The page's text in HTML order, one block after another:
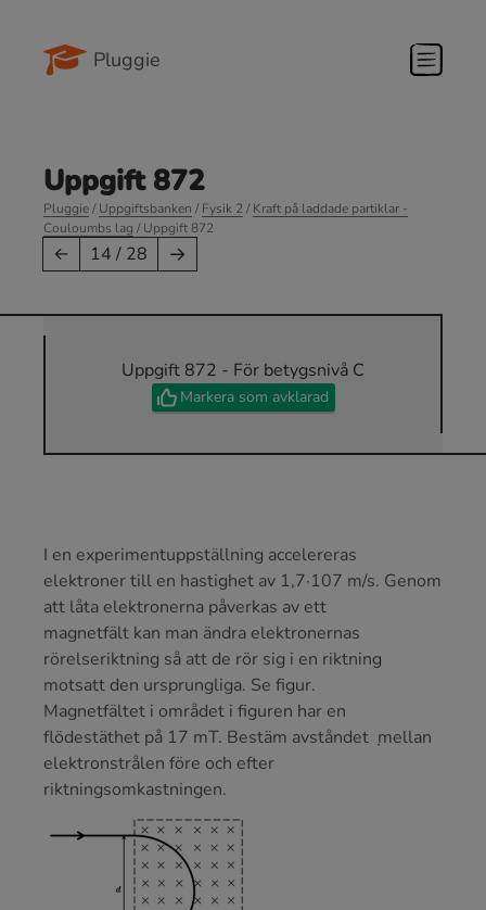
Pluggie
Uppgift 872
Pluggie/Uppgiftsbanken /Fysik 2/Kraft på laddade partiklar -
Couloumbs lag / Uppgift 872
← 14 / 28 →
Uppgift 872 - För betygsnivå C
Markera som avklarad
I en experimentuppställning accelereras
elektroner till en hastighet av 1,7·107 m/s. Genom
att låta elektronerna påverkas av ett
magnetfält kan man ändra elektronernas
rörelseriktning så att de rör sig i en riktning
motsatt den ursprungliga. Se figur.
Magnetfältet i området i figuren har en
flödestäthet på 17 mT. Bestäm avståndet ݀ mellan
elektronstrålen före och efter
riktningsomkastningen.